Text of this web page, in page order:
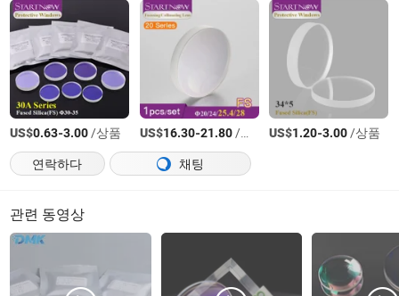
US$0.63-3.00/상품 US$16.30-21.80/상품 US$1.20-3.00/상품
연락하다
채팅
관련 동영상